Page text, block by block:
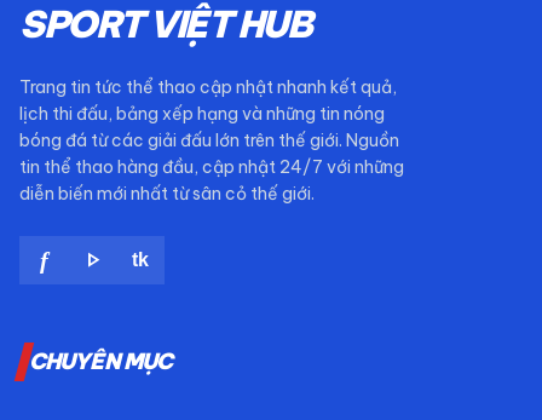
SPORT VIỆT HUB
Trang tin tức thể thao cập nhật nhanh kết quả,
lịch thi đấu, bảng xếp hạng và những tin nóng
bóng đá từ các giải đấu lớn trên thế giới. Nguồn
tin thể thao hàng đầu, cập nhật 24/7 với những
diễn biến mới nhất từ sân cỏ thế giới.
f play_arrow tk
CHUYÊN MỤC